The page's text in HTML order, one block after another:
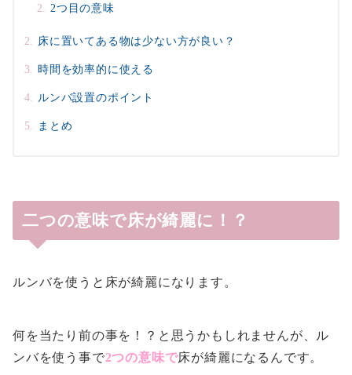
2つ目の意味
床に置いてある物は少ない方が良い？
時間を効率的に使える
ルンバ設置のポイント
まとめ
二つの意味で床が綺麗に！？
ルンバを使うと床が綺麗になります。
何を当たり前の事を！？と思うかもしれませんが、ル
ンバを使う事で2つの意味で床が綺麗になるんです。